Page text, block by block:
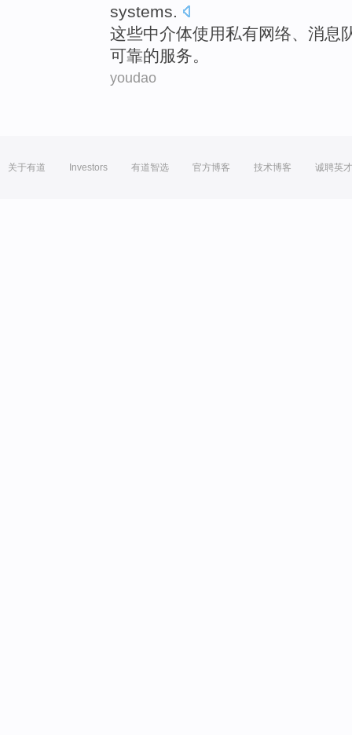
systems.
这些中介体使用私有网络、 消息
可靠的服务。
youdao
关于有道 Investors 有道智选 官方博客 技术博客 诚聘英才